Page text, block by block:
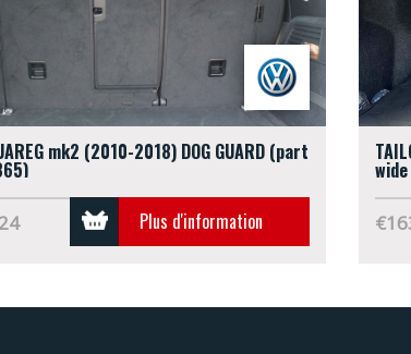
mk2 (2010-2018) DOG GUARD (part
Plus d'information